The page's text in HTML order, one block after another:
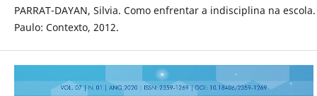
PARRAT-DAYAN, Silvia. Como enfrentar a indisciplina na escola.
Paulo: Contexto, 2012.